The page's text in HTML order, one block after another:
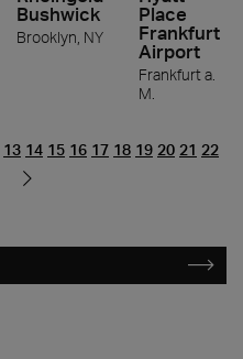
Bushwick
Brooklyn, NY
Place
Frankfurt
Airport
Frankfurt a.
M.
13 14 15 16 17 18 19 20 21 22